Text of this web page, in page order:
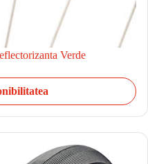
Verde